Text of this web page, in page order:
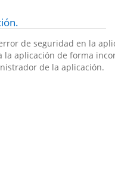
de seguridad en la
la aplicación de forma
de la aplicación.